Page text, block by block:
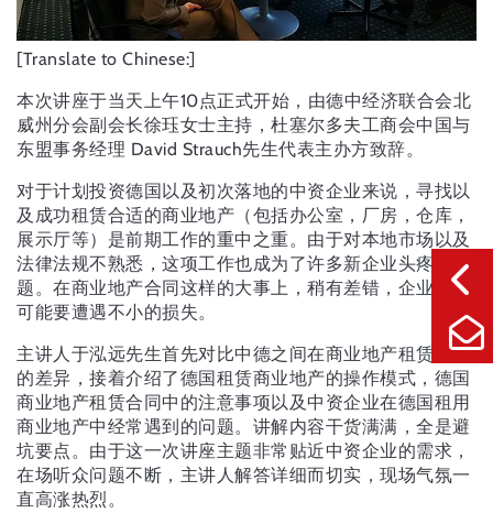
[Translate to Chinese:]
本次讲座于当天上午10点正式开始，由德中经济联合会北
威州分会副会长徐珏女士主持，杜塞尔多夫工商会中国与
东盟事务经理 David Strauch先生代表主办方致辞。
对于计划投资德国以及初次落地的中资企业来说，寻找以
及成功租赁合适的商业地产（包括办公室，厂房，仓库，
展示厅等）是前期工作的重中之重。由于对本地市场以及
法律法规不熟悉，这项工作也成为了许多新企业头疼的难
题。在商业地产合同这样的大事上，稍有差错，企业就有
可能要遭遇不小的损失。
主讲人于泓远先生首先对比中德之间在商业地产租赁方面
的差异，接着介绍了德国租赁商业地产的操作模式，德国
商业地产租赁合同中的注意事项以及中资企业在德国租用
商业地产中经常遇到的问题。讲解内容干货满满，全是避
坑要点。由于这一次讲座主题非常贴近中资企业的需求，
在场听众问题不断，主讲人解答详细而切实，现场气氛一
直高涨热烈。